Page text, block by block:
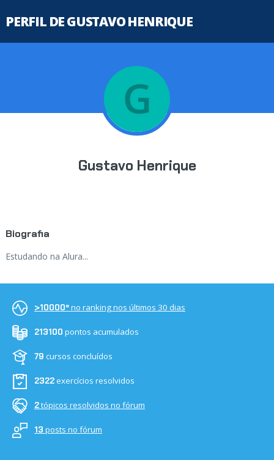
PERFIL DE GUSTAVO HENRIQUE
Gustavo Henrique
Biografia
Estudando na Alura...
>10000ºno ranking nos últimos 30 dias
213100 pontos acumulados
79 cursos concluídos
2322exercícios resolvidos
2tópicos resolvidos no fórum
13 posts no fórum